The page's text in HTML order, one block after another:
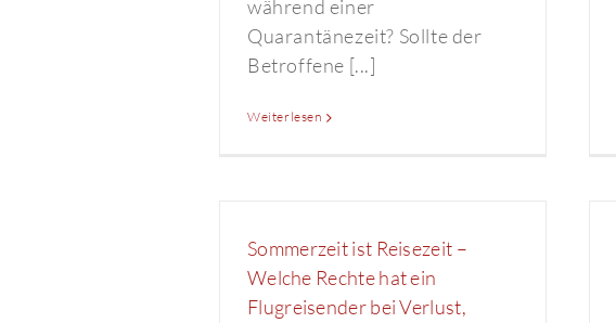
während einer
Quarantänezeit? Sollte der
Betroffene [...]
Weiterlesen
Sommerzeit ist Reisezeit –
Welche Rechte hat ein
Flugreisender bei Verlust,